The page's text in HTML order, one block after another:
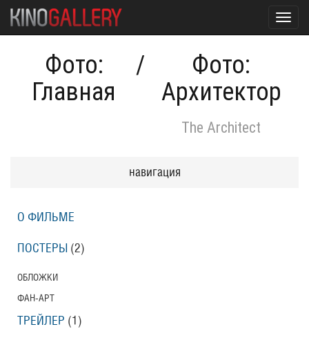
Фото:
Главная
/
Фото:
Архитектор
The Architect
навигация
О ФИЛЬМЕ
ПОСТЕРЫ (2)
ОБЛОЖКИ
ФАН-АРТ
ТРЕЙЛЕР (1)